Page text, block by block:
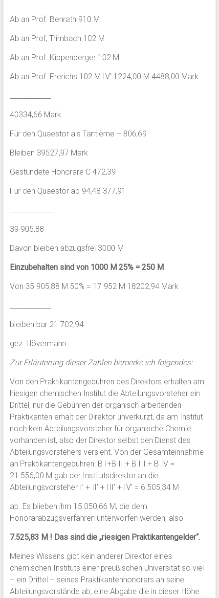
Ab an Prof. Benrath 910 M
Ab an Prof, Trimbach 102 M
Ab an Prof. Kippenberger 102 M
Ab an Prof. Frerichs 102 M IV’ 1224,00 M 4488,00 Mark
40334,66 Mark
Für den Quaestor als Tantième – 806,69
Bleiben 39527,97 Mark
Gestundete Honorare C 472,39
Für den Quaestor ab 94,48 377,91
39 905,88
Davon bleiben abzugsfrei 3000 M
Einzubehalten sind von 1000 M 25% = 250 M
Von 35 905,88 M 50% = 17 952 M 18202,94 Mark
bleiben bar 21 702,94
gez. Hövermann
Zur Erläuterung dieser Zahlen bemerke ich folgendes:
Von den Praktikantengebühren des Direktors erhalten am
hiesigen chemischen Institut die Abteilungsvorsteher ein
Drittel, nur die Gebühren der organisch arbeitenden
Praktikanten erhält der Direktor unverkürzt, da am Institut
noch kein Abteilungsvorsteher für organische Chemie
vorhanden ist, also der Direktor selbst den Dienst des
Abteilungsvorstehers versieht. Von der Gesamteinnahme
an Praktikantengebühren: B I+B II + B III + B IV =
21.556,00 M gab der Institutsdirektor an die
Abteilungsvorsteher I’ + II’ + III’ + IV’ = 6.505,34 M
ab. Es blieben ihm 15.050,66 M, die dem
Honorarabzugsverfahren unterworfen werden, also
7.525,83 M ! Das sind die „riesigen Praktikantengelder“.
Meines Wissens gibt kein anderer Direktor eines
chemischen Instituts einer preußischen Universität so viel
– ein Drittel – seines Praktikantenhonorars an seine
Abteilungsvorstände ab, eine Abgabe die in dieser Höhe